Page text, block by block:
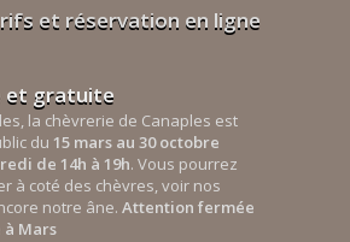
et réservation en ligne
et gratuite
la chèvrerie de Canaples est
du 15 mars au 30 octobre
de 14h à 19h. Vous pourrez
à coté des chèvres, voir nos
notre âne. Attention fermée
Mars